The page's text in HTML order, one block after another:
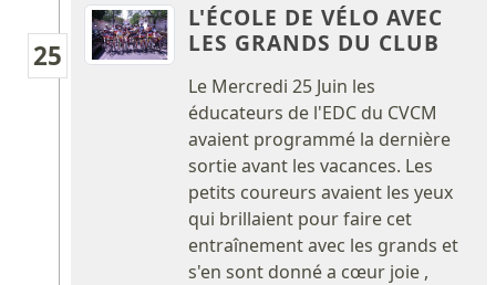
25
L'ÉCOLE DE VÉLO AVEC
LES GRANDS DU CLUB
Le Mercredi 25 Juin les
éducateurs de l'EDC du CVCM
avaient programmé la dernière
sortie avant les vacances. Les
petits coureurs avaient les yeux
qui brillaient pour faire cet
entraînement avec les grands et
s'en sont donné a cœur joie ,